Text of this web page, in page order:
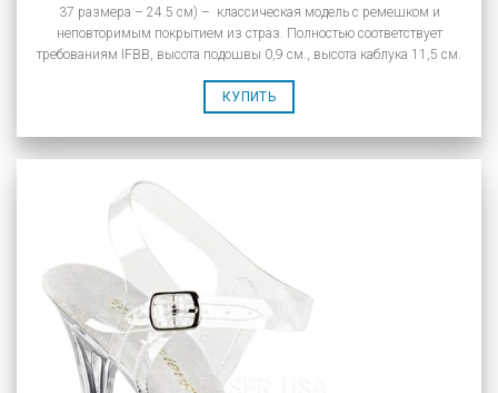
37 размера – 24.5 см) – классическая модель с ремешком и
неповторимым покрытием из страз. Полностью соответствует
требованиям IFBB, высота подошвы 0,9 см., высота каблука 11,5 см.
КУПИТЬ